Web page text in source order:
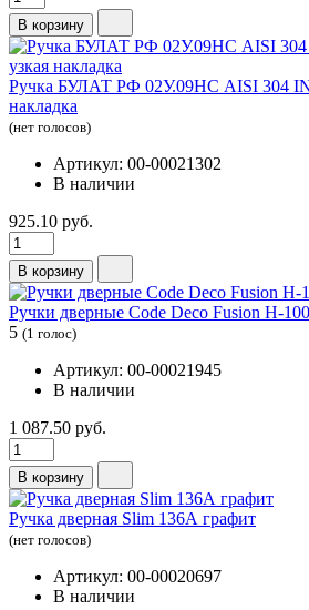
В корзину
Ручка БУЛАТ РФ 02У.09НС AISI 304
накладка
(нет голосов)
Артикул: 00-00021302
В наличии
925.10 руб.
В корзину
Ручки дверные Code Deco Fusion H-
5 (1 голос)
Артикул: 00-00021945
В наличии
1 087.50 руб.
В корзину
Ручка дверная Slim 136А графит
(нет голосов)
Артикул: 00-00020697
В наличии